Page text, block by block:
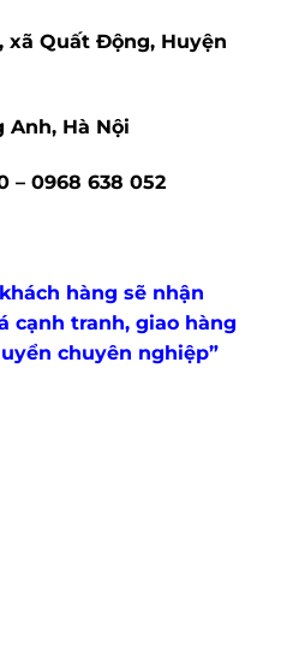
xã Quất Động, Huyện
Anh, Hà Nội
– 0968 638 052
hàng sẽ nhận
cạnh tranh, giao hàng
chuyên nghiệp”